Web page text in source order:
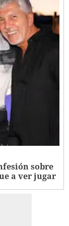
sobre
a ver jugar